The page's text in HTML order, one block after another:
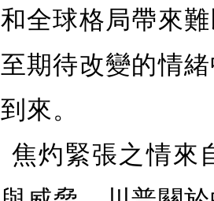
和全球格局帶來
至期待改變的情
到來。
焦灼緊張之情來